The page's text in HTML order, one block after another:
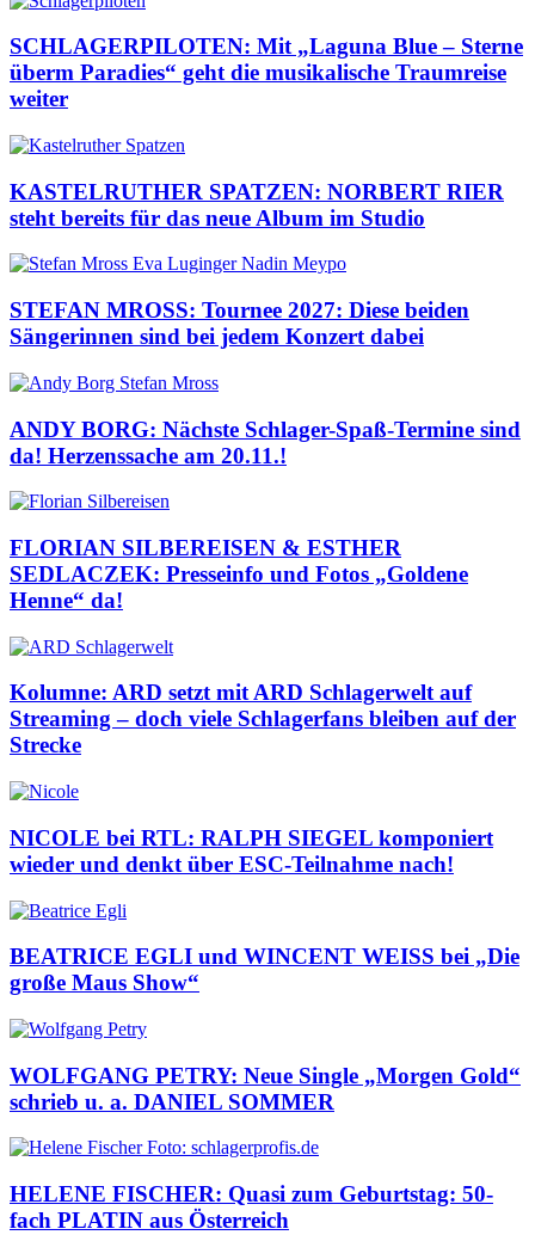
SCHLAGERPILOTEN: Mit „Laguna Blue – Sterne
überm Paradies“ geht die musikalische Traumreise
weiter
KASTELRUTHER SPATZEN: NORBERT RIER
steht bereits für das neue Album im Studio
STEFAN MROSS: Tournee 2027: Diese beiden
Sängerinnen sind bei jedem Konzert dabei
ANDY BORG: Nächste Schlager-Spaß-Termine sind
da! Herzenssache am 20.11.!
FLORIAN SILBEREISEN & ESTHER
SEDLACZEK: Presseinfo und Fotos „Goldene
Henne“ da!
Kolumne: ARD setzt mit ARD Schlagerwelt auf
Streaming – doch viele Schlagerfans bleiben auf der
Strecke
NICOLE bei RTL: RALPH SIEGEL komponiert
wieder und denkt über ESC-Teilnahme nach!
BEATRICE EGLI und WINCENT WEISS bei „Die
große Maus Show“
WOLFGANG PETRY: Neue Single „Morgen Gold“
schrieb u. a. DANIEL SOMMER
HELENE FISCHER: Quasi zum Geburtstag: 50-
fach PLATIN aus Österreich